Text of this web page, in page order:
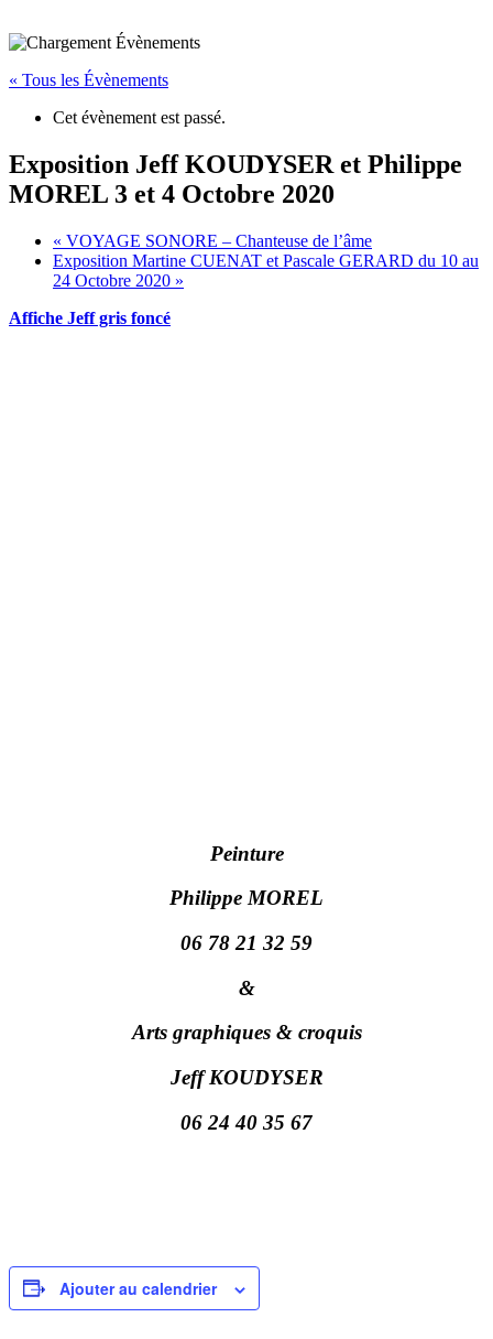
« Tous les Évènements
Cet évènement est passé.
Exposition Jeff KOUDYSER et Philippe
MOREL 3 et 4 Octobre 2020
« VOYAGE SONORE – Chanteuse de l’âme
Exposition Martine CUENAT et Pascale GERARD du 10 au
24 Octobre 2020 »
Affiche Jeff gris foncé
Peinture
Philippe MOREL
06 78 21 32 59
&
Arts graphiques & croquis
Jeff KOUDYSER
06 24 40 35 67
Ajouter au calendrier